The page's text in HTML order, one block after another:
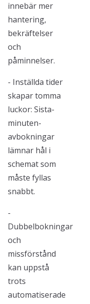
innebär mer
hantering,
bekräftelser
och
påminnelser.
- Inställda tider
skapar tomma
luckor: Sista-
minuten-
avbokningar
lämnar hål i
schemat som
måste fyllas
snabbt.
-
Dubbelbokningar
och
missförstånd
kan uppstå
trots
automatiserade